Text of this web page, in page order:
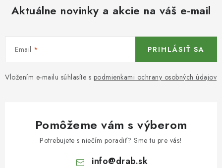
Aktuálne novinky a akcie na váš e-mail
Email
Vložením e-mailu súhlasíte s podmienkami ochrany osobných údajov
PRIHLÁSIŤ SA
Pomôžeme vám s výberom
Potrebujete s niečím poradiť? Sme tu pre vás!
info@drab.sk